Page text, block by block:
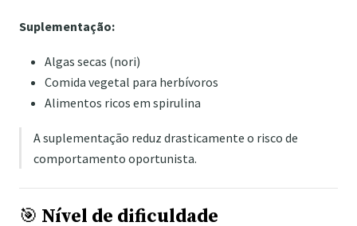
Suplementação:
Algas secas (nori)
Comida vegetal para herbívoros
Alimentos ricos em spirulina
A suplementação reduz drasticamente o risco de
comportamento oportunista.
🎯 Nível de dificuldade